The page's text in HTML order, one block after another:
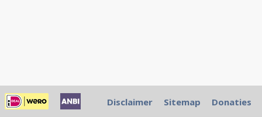
Disclaimer Sitemap Donaties